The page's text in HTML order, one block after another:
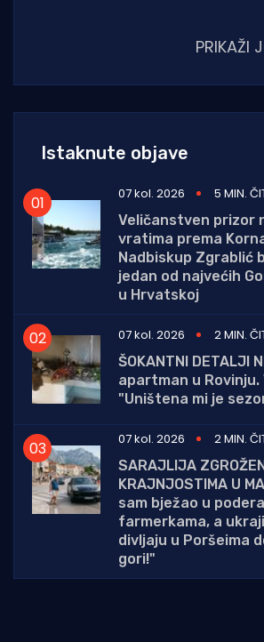
PRIKAŽI
Istaknute objave
07 kol. 2026
5 MIN.
Veličanstven prizor
vratima prema
Nadbiskup Zgrablić
jedan od najvećih
u Hrvatskoj
07 kol. 2026
2 MIN.
ŠOKANTNI DETALJI
apartman u Rovinju.
"Uništena mi je
07 kol. 2026
2 MIN.
SARAJLIJA
KRAJNJOSTIMA U
sam bježao u
farmerkama, a
divljaju u Poršeima
gori!"